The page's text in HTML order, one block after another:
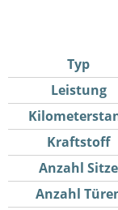
Typ
Leistung
Kraftstoff
Anzahl Sitze
Anzahl